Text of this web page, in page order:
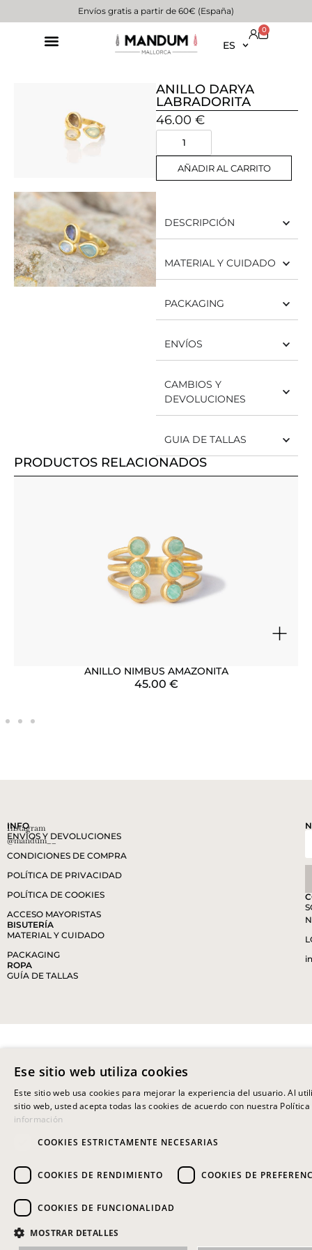
Envíos gratis a partir de 60€ (España)
ES
0
ANILLO DARYA
LABRADORITA
46.00 €
AÑADIR AL CARRITO
DESCRIPCIÓN
MATERIAL Y CUIDADO
PACKAGING
ENVÍOS
CAMBIOS Y
DEVOLUCIONES
GUIA DE TALLAS
PRODUCTOS RELACIONADOS
+
ANILLO NIMBUS AMAZONITA
45.00 €
Instagram
@mandum__
INFO
ENVÍOS Y DEVOLUCIONES
CONDICIONES DE COMPRA
POLÍTICA DE PRIVACIDAD
POLÍTICA DE COOKIES
ACCESO MAYORISTAS
BISUTERÍA
MATERIAL Y CUIDADO
PACKAGING
ROPA
GUÍA DE TALLAS
Ese sitio web utiliza cookies
Este sitio web usa cookies para mejorar la experiencia del usuario. Al
sitio web, usted acepta todas las cookies de acuerdo con nuestra Política
información
COOKIES ESTRICTAMENTE NECESARIAS
COOKIES DE RENDIMIENTO COOKIES DE
COOKIES DE FUNCIONALIDAD
MOSTRAR DETALLES